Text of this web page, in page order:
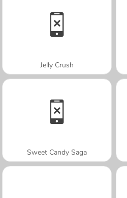
Jelly Crush
Sweet Candy Saga